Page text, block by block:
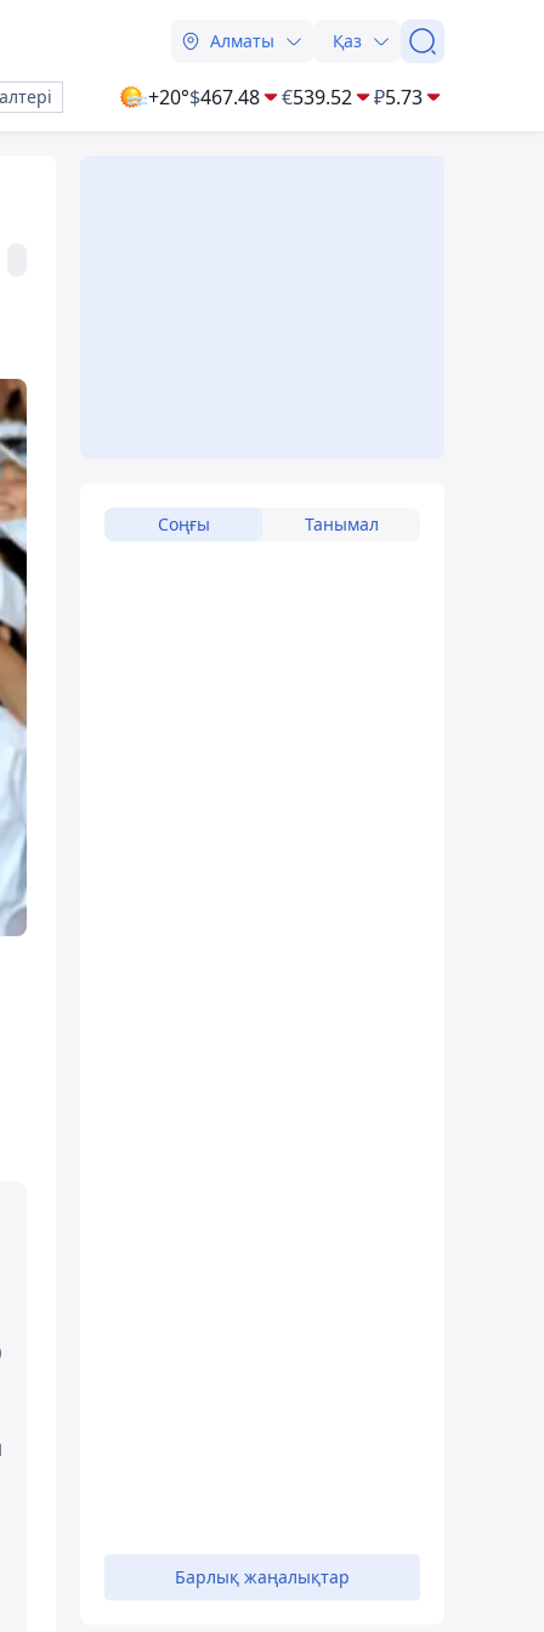
Алматы Қаз
+20°$467.48 €539.52 ₽5.73
Соңғы Танымал
Барлық жаңалықтар